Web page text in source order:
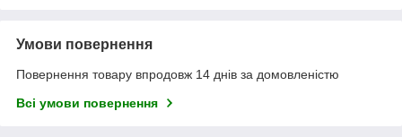
Умови повернення
Повернення товару впродовж 14 днів за домовленістю
Всі умови повернення